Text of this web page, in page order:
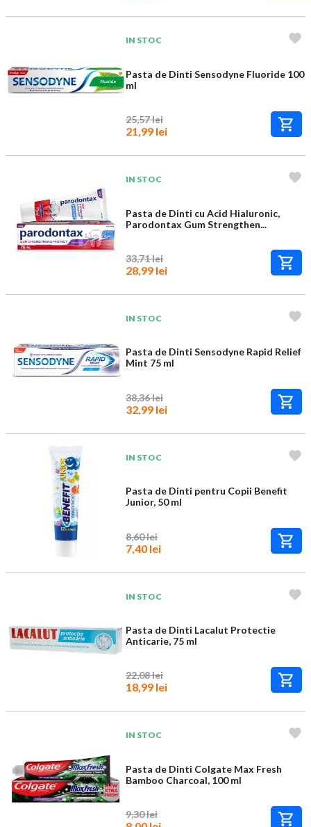
IN STOC
Pasta de Dinti Sensodyne Fluoride 100
ml
25,57 lei
21,99 lei
IN STOC
Pasta de Dinti cu Acid Hialuronic,
Parodontax Gum Strengthen...
33,71 lei
28,99 lei
IN STOC
Pasta de Dinti Sensodyne Rapid Relief
Mint 75 ml
38,36 lei
32,99 lei
IN STOC
Pasta de Dinti pentru Copii Benefit
Junior, 50 ml
8,60 lei
7,40 lei
IN STOC
Pasta de Dinti Lacalut Protectie
Anticarie, 75 ml
22,08 lei
18,99 lei
IN STOC
Pasta de Dinti Colgate Max Fresh
Bamboo Charcoal, 100 ml
9,30 lei